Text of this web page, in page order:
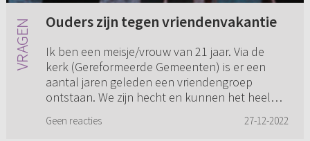
Ouders zijn tegen vriendenvakantie
Ik ben een meisje/vrouw van 21 jaar. Via de
kerk (Gereformeerde Gemeenten) is er een
aantal jaren geleden een vriendengroep
ontstaan. We zijn hecht en kunnen het heel
Geen reacties 27-12-2022